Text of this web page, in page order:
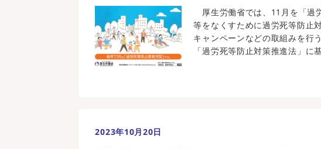
厚生労働省では、11月を「過
等をなくすために過労死等防止
キャンペーンなどの取組みを行
「過労死等防止対策推進法」に
2023年10月20日